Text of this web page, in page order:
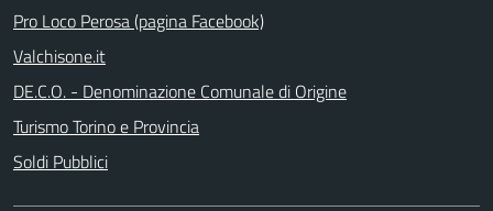
Pro Loco Perosa (pagina Facebook)
Valchisone.it
DE.C.O. - Denominazione Comunale di Origine
Turismo Torino e Provincia
Soldi Pubblici